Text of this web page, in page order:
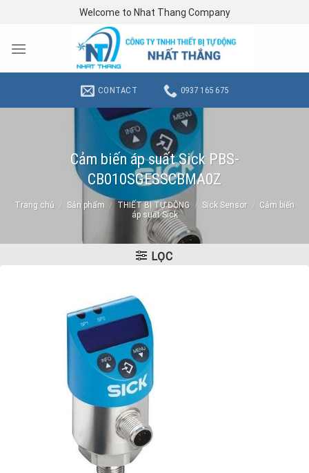
content
Welcome to Nhat Thang Company
CONTACT 0937 165 675
Cảm biến áp suất Sick PBS-
CB010SGESSCBMA0Z
Trang chủ / Sản phẩm / THIẾT BỊ TỰ ĐỘNG / Sick Sensor / Cảm biến
áp suất Sick
LỌC